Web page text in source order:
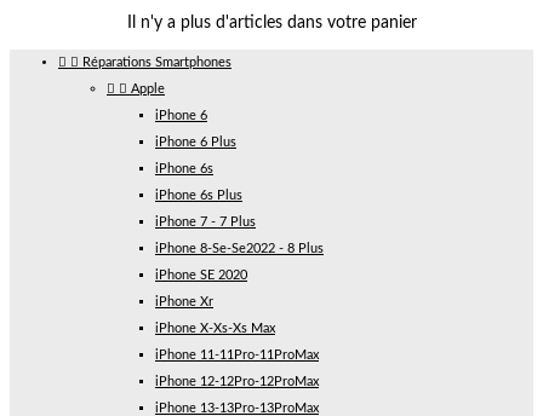
Il n'y a plus d'articles dans votre panier
  Réparations Smartphones
  Apple
iPhone 6
iPhone 6 Plus
iPhone 6s
iPhone 6s Plus
iPhone 7 - 7 Plus
iPhone 8-Se-Se2022 - 8 Plus
iPhone SE 2020
iPhone Xr
iPhone X-Xs-Xs Max
iPhone 11-11Pro-11ProMax
iPhone 12-12Pro-12ProMax
iPhone 13-13Pro-13ProMax